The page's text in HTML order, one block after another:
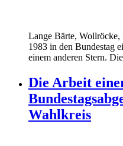
Lange Bärte, Wollröcke,
1983 in den Bundestag
einem anderen Stern.
Die Arbeit
Wahlkreis